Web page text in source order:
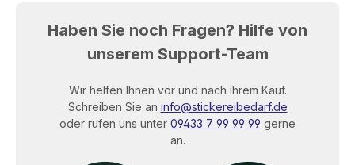
Haben Sie noch Fragen? Hilfe von
unserem Support-Team
Wir helfen Ihnen vor und nach ihrem Kauf.
Schreiben Sie an info@stickereibedarf.de
oder rufen uns unter 09433 7 99 99 99 gerne
an.